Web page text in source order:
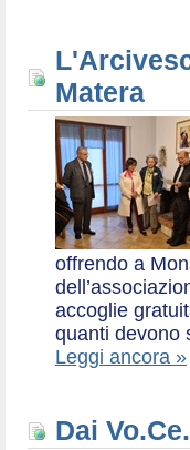
Matera
offrendo a
accoglie
quanti devono
Leggi ancora »
Dai